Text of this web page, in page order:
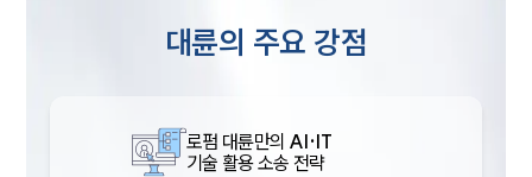
대륜의 주요 강점
로펌 대륜만의 AI·IT
기술 활용 소송 전략